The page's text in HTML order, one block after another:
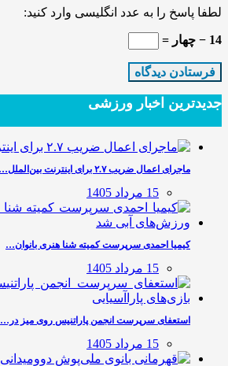
لطفا پاسخ را به عدد انگلیسی وارد کنید:
14 − چهار =
جدیدترین‌ اخبار ورزشی
ماجرای اعمال ضریب ۲.۷ برای اینترنت بین‌الملل…
15 مرداد 1405
کیمیا احمدی سرپرست کمیته شنا هنری بانوان…
15 مرداد 1405
استعفای سرپرست انجمن پاراتنیس روی میز در…
15 مرداد 1405